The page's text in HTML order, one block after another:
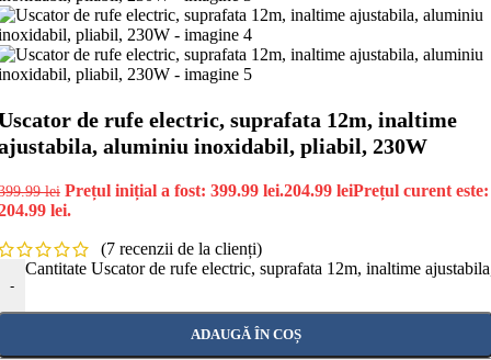
de rufe electric, suprafata 12m, inaltime
aluminiu inoxidabil, pliabil, 230W
lei Prețul inițial a fost: 399.99 lei.204.99 leiPrețul curent este:
lei.
(7 recenzii de la clienți)
-
Cantitate Uscator de rufe electric, suprafata 12m, inaltime
ADAUGĂ ÎN COȘ